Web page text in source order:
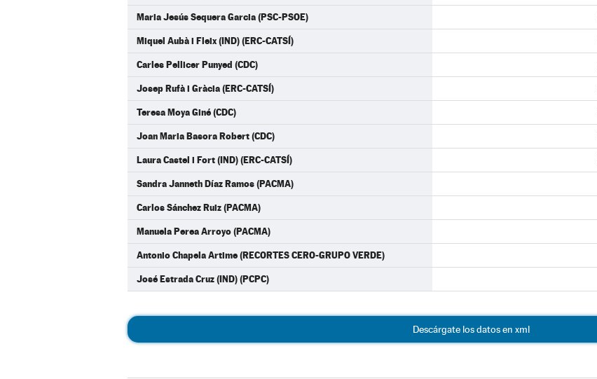
Maria Jesús Sequera Garcia (PSC-PSOE)
Miquel Aubà i Fleix (IND) (ERC-CATSÍ)
Carles Pellicer Punyed (CDC)
Josep Rufà i Gràcia (ERC-CATSÍ)
Teresa Moya Giné (CDC)
Joan Maria Basora Robert (CDC)
Laura Castel i Fort (IND) (ERC-CATSÍ)
Sandra Janneth Díaz Ramos (PACMA)
Carlos Sánchez Ruiz (PACMA)
Manuela Perea Arroyo (PACMA)
Antonio Chapela Artime (RECORTES CERO-GRUPO VERDE)
José Estrada Cruz (IND) (PCPC)
Descárgate los datos en xml